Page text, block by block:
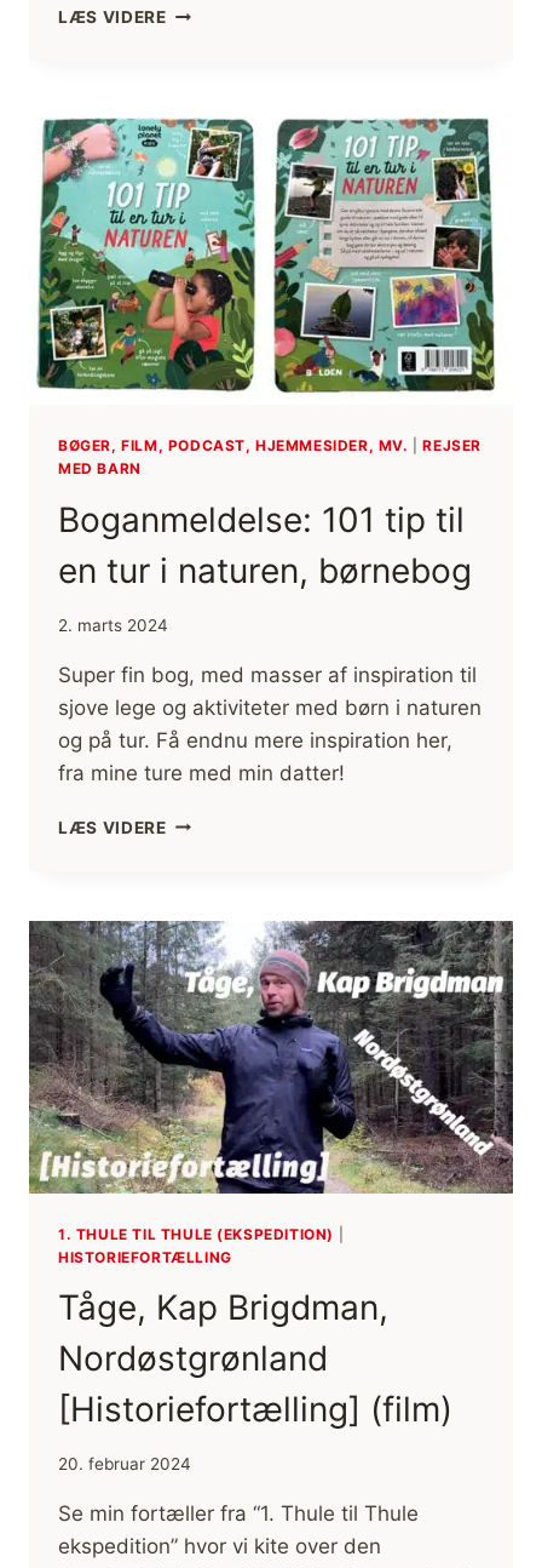
LÆS VIDEREOPSÆTNING
[FIF
OG
RÅD]
BØGER, FILM, PODCAST, HJEMMESIDER, MV. |REJSER
MED BARN
Boganmeldelse: 101 tip til
en tur i naturen, børnebog
2. marts 2024
Super fin bog, med masser af inspiration til
sjove lege og aktiviteter med børn i naturen
og på tur. Få endnu mere inspiration her,
fra mine ture med min datter!
LÆS VIDEREBOGANMELDELSE:
EN
TUR
I
NATUREN,
BØRNEBOG
1. THULE TIL THULE (EKSPEDITION)
HISTORIEFORTÆLLING
Tåge, Kap Brigdman,
Nordøstgrønland
[Historiefortælling] (film)
20. februar 2024
Se min fortæller fra “1. Thule til Thule
ekspedition” hvor vi kite over den